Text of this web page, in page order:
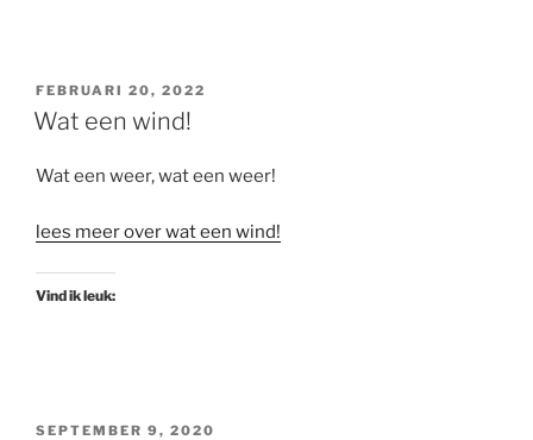
GEPLAATST
OP
FEBRUARI 20, 2022
Wat een wind!
Wat een weer, wat een weer!
lees meer over wat een wind!
Vind ik leuk:
GEPLAATST
SEPTEMBER 9, 2020